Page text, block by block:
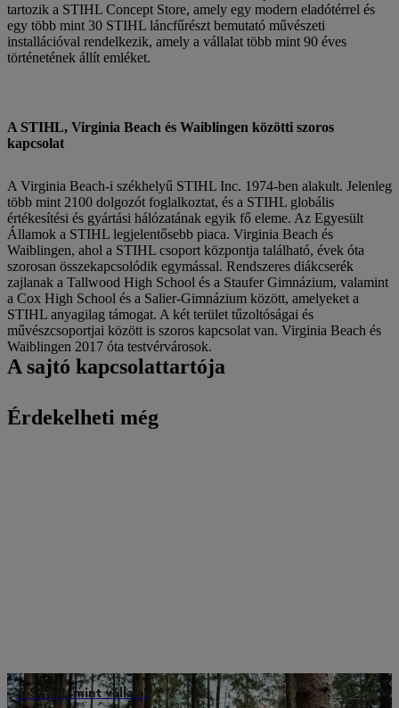
tartozik a STIHL Concept Store, amely egy modern eladótérrel és
egy több mint 30 STIHL láncfűrészt bemutató művészeti
installációval rendelkezik, amely a vállalat több mint 90 éves
történetének állít emléket.
A STIHL, Virginia Beach és Waiblingen közötti szoros
kapcsolat
A Virginia Beach-i székhelyű STIHL Inc. 1974-ben alakult. Jelenleg
több mint 2100 dolgozót foglalkoztat, és a STIHL globális
értékesítési és gyártási hálózatának egyik fő eleme. Az Egyesült
Államok a STIHL legjelentősebb piaca. Virginia Beach és
Waiblingen, ahol a STIHL csoport központja található, évek óta
szorosan összekapcsolódik egymással. Rendszeres diákcserék
zajlanak a Tallwood High School és a Staufer Gimnázium, valamint
a Cox High School és a Salier-Gimnázium között, amelyeket a
STIHL anyagilag támogat. A két terület tűzoltóságai és
művészcsoportjai között is szoros kapcsolat van. Virginia Beach és
Waiblingen 2017 óta testvérvárosok.
A sajtó kapcsolattartója
Érdekelheti még
A STIHL mint vállalat